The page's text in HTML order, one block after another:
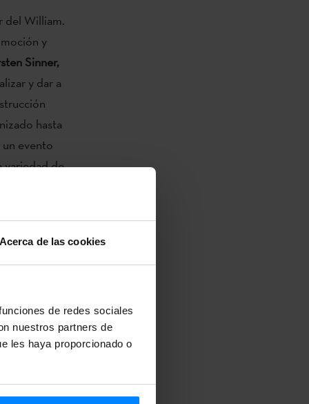
Acerca de las cookies
de redes sociales
nuestros partners de
les haya proporcionado o
del William.
y
Sinner,
y dar a
hasta
evento
variedad de
por Berlín
han
de marzo
Exterior